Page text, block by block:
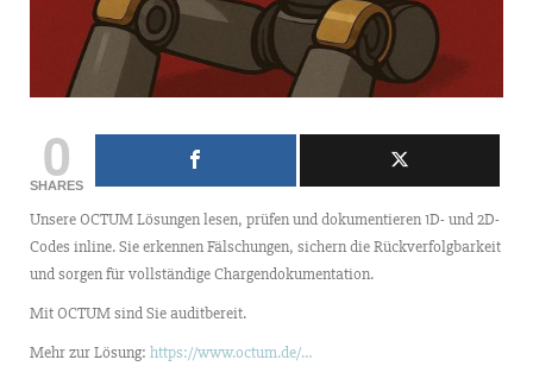
0
SHARES
Unsere OCTUM Lösungen lesen, prüfen und dokumentieren 1D- und 2D-
Codes inline. Sie erkennen Fälschungen, sichern die Rückverfolgbarkeit
und sorgen für vollständige Chargendokumentation.
Mit OCTUM sind Sie auditbereit.
Mehr zur Lösung: https://www.octum.de/…